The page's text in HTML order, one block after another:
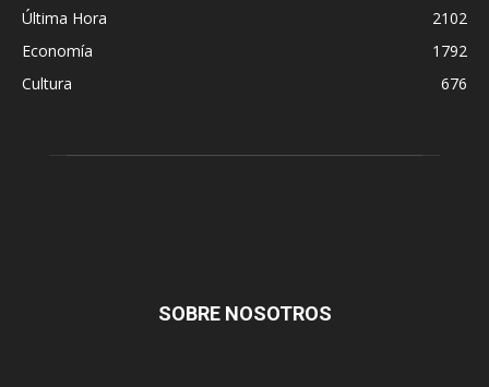
Última Hora
2102
Economía
1792
Cultura
676
SOBRE NOSOTROS